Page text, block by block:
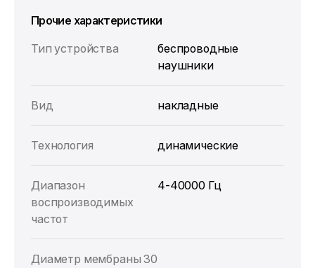
Прочие характеристики
Тип устройства
беспроводные
наушники
Вид накладные
Технология динамические
Диапазон
воспроизводимых
частот
4-40000 Гц
Диаметр мембраны 30